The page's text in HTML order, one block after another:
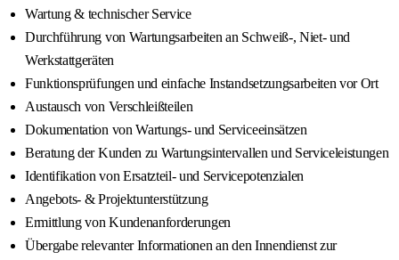
Wartung & technischer Service
Durchführung von Wartungsarbeiten an Schweiß-, Niet- und
Werkstattgeräten
Funktionsprüfungen und einfache Instandsetzungsarbeiten vor Ort
Austausch von Verschleißteilen
Dokumentation von Wartungs- und Serviceeinsätzen
Beratung der Kunden zu Wartungsintervallen und Serviceleistungen
Identifikation von Ersatzteil- und Servicepotenzialen
Angebots- & Projektunterstützung
Ermittlung von Kundenanforderungen
Übergabe relevanter Informationen an den Innendienst zur